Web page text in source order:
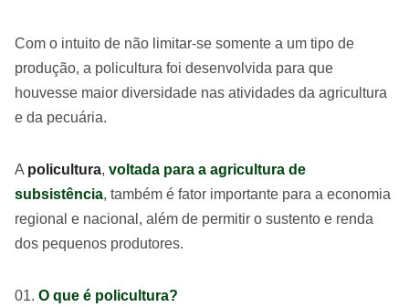
Com o intuito de não limitar-se somente a um tipo de
produção, a policultura foi desenvolvida para que
houvesse maior diversidade nas atividades da agricultura
e da pecuária.
A policultura, voltada para a agricultura de
subsistência, também é fator importante para a economia
regional e nacional, além de permitir o sustento e renda
dos pequenos produtores.
O que é policultura?